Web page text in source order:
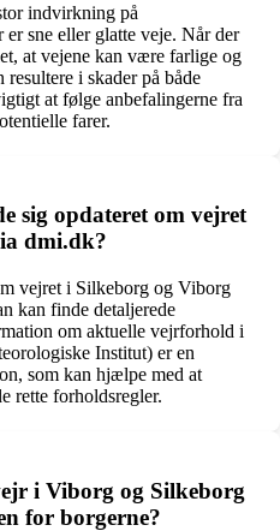
indvirkning på
sne eller glatte veje. Når der
at vejene kan være farlige og
i skader på både
at følge anbefalingerne fra
farer.
sig opdateret om vejret
dmi.dk?
vejret i Silkeborg og Viborg
kan finde detaljerede
om aktuelle vejrforhold i
Institut) er en
som kan hjælpe med at
rette forholdsregler.
i Viborg og Silkeborg
for borgerne?